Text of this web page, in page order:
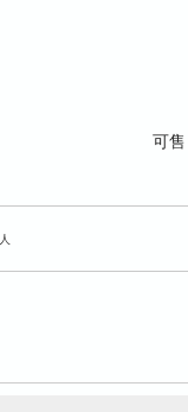
可售